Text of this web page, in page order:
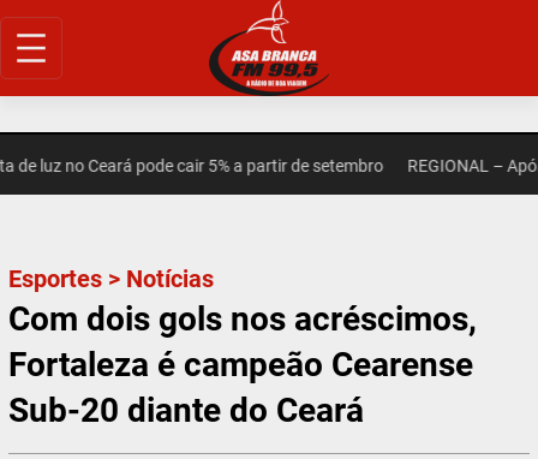
Pular
para
luz no Ceará pode cair 5% a partir de setembro REGIONAL – Após
Esportes > Notícias
Com dois gols nos acréscimos,
Fortaleza é campeão Cearense
Sub-20 diante do Ceará